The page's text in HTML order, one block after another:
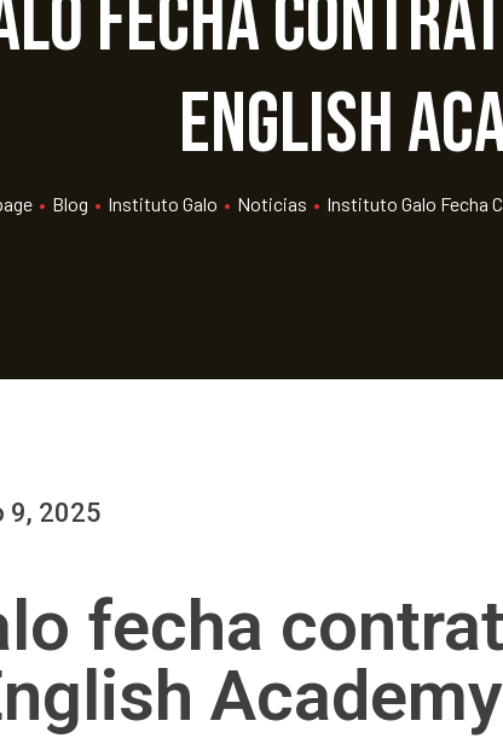
fecha
English
• Blog • Instituto Galo • Noticias • Instituto Galo Fecha
9, 2025
fecha
Academy